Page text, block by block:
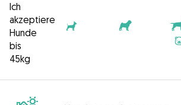
Ich
akzeptiere
Hunde
bis
45kg